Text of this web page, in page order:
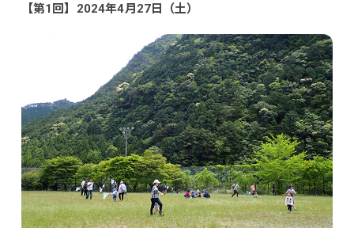
【第1回】2024年4月27日（土）